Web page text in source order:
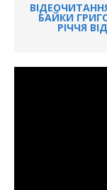
БАЙКИ
РІЧЧЯ